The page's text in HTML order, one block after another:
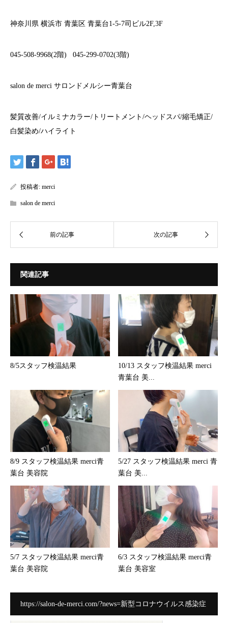
神奈川県 横浜市 青葉区 青葉台1-5-7司ビル2F,3F
045-508-9968(2階) 045-299-0702(3階)
salon de merci サロンドメルシー青葉台
髪質改善/イルミナカラー/ トリートメント /ヘッドスパ/縮毛矯正/
白髪染め/ハイライト
投稿者: merci
salon de merci
関連記事
8/5スタッフ検温結果
10/13 スタッフ検温結果 merci
青葉台 美...
8/9 スタッフ検温結果 merci青
葉台 美容院
5/27 スタッフ検温結果 merci 青
葉台 美...
5/7 スタッフ検温結果 merci青
葉台 美容院
6/3 スタッフ検温結果 merci青
葉台 美容室
https://salon-de-merci.com/?news=新型コロナウイルス感染症